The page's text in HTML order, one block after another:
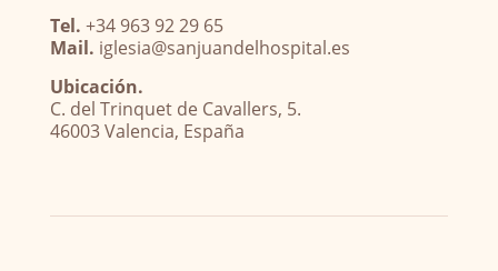
Tel. +34 963 92 29 65
Mail. iglesia@sanjuandelhospital.es
Ubicación.
C. del Trinquet de Cavallers, 5.
46003 Valencia, España